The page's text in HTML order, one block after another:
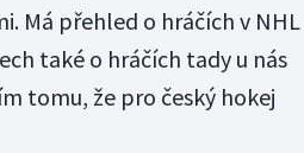
Má přehled o hráčích v NHL
také o hráčích tady u nás
tomu, že pro český hokej